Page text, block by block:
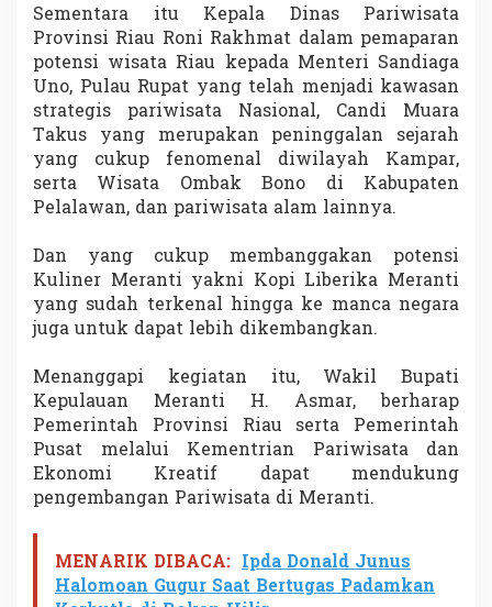
Sementara itu Kepala Dinas Pariwisata
Provinsi Riau Roni Rakhmat dalam pemaparan
potensi wisata Riau kepada Menteri Sandiaga
Uno, Pulau Rupat yang telah menjadi kawasan
strategis pariwisata Nasional, Candi Muara
Takus yang merupakan peninggalan sejarah
yang cukup fenomenal diwilayah Kampar,
serta Wisata Ombak Bono di Kabupaten
Pelalawan, dan pariwisata alam lainnya.
Dan yang cukup membanggakan potensi
Kuliner Meranti yakni Kopi Liberika Meranti
yang sudah terkenal hingga ke manca negara
juga untuk dapat lebih dikembangkan.
Menanggapi kegiatan itu, Wakil Bupati
Kepulauan Meranti H. Asmar, berharap
Pemerintah Provinsi Riau serta Pemerintah
Pusat melalui Kementrian Pariwisata dan
Ekonomi Kreatif dapat mendukung
pengembangan Pariwisata di Meranti.
MENARIK DIBACA: Ipda Donald Junus
Halomoan Gugur Saat Bertugas Padamkan